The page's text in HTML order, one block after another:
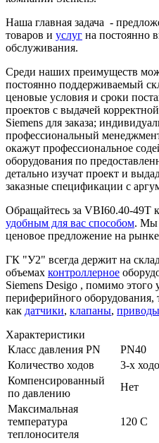
Наша главная задача -
товаров и услуг на постоянно
обслуживания.
Среди наших преимуществ
постоянно поддерживаемый
ценовые условия и сроки
проектов с выдачей
Siemens для заказа;
профессиональный
окажут профессиональное
оборудования по
детально изучат проект и
заказные спецификации с
Обращайтесь за VBI60.40-49T
удобным для вас способом. Мы
ценовое предложение на
ГК "У2" всегда держит на
объемах контроллерное
Siemens Desigo , помимо этого
периферийного оборудования,
как датчики, клапаны, приводы
Характеристики
Класс давления PN
PN40
Количество ходов
3-х
Компенсированный
по давлению
Нет
Максимальная
температура
теплоносителя
120 C